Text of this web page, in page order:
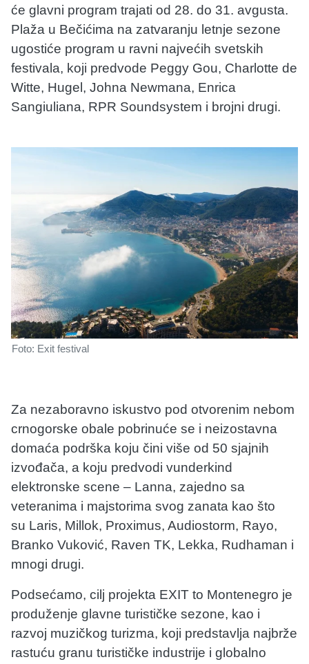
će glavni program trajati od 28. do 31. avgusta.
Plaža u Bečićima na zatvaranju letnje sezone
ugostiće program u ravni najvećih svetskih
festivala, koji predvode Peggy Gou, Charlotte de
Witte, Hugel, Johna Newmana, Enrica
Sangiuliana, RPR Soundsystem i brojni drugi.
Foto: Exit festival
Za nezaboravno iskustvo pod otvorenim nebom
crnogorske obale pobrinuće se i neizostavna
domaća podrška koju čini više od 50 sjajnih
izvođača, a koju predvodi vunderkind
elektronske scene – Lanna, zajedno sa
veteranima i majstorima svog zanata kao što
su Laris, Millok, Proximus, Audiostorm, Rayo,
Branko Vuković, Raven TK, Lekka, Rudhaman i
mnogi drugi.
Podsećamo, cilj projekta EXIT to Montenegro je
produženje glavne turističke sezone, kao i
razvoj muzičkog turizma, koji predstavlja najbrže
rastuću granu turističke industrije i globalno